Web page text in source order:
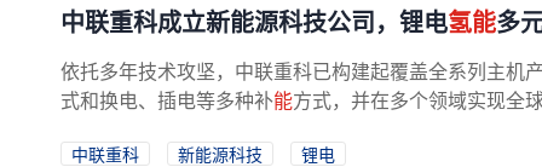
中联重科成立新能源科技公司，锂电氢能多
依托多年技术攻坚，中联重科已构建起覆盖全系列主机
式和换电、插电等多种补能方式，并在多个领域实现全
中联重科 新能源科技
锂电